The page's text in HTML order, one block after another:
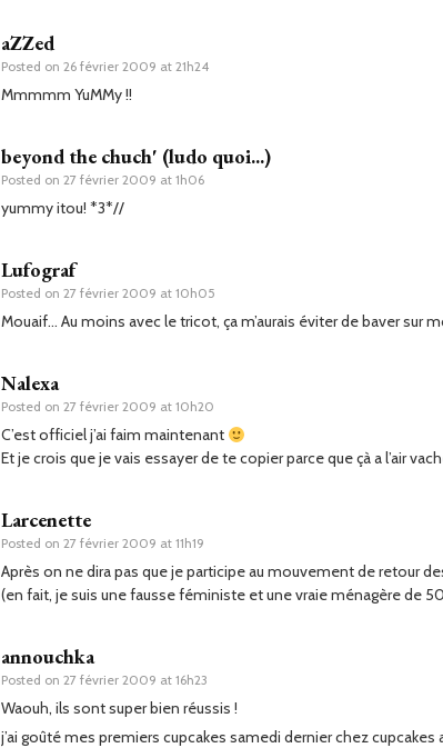
aZZed
Posted on 26 février 2009 at 21h24
Mmmmm YuMMy !!
beyond the chuch' (ludo quoi...)
Posted on 27 février 2009 at 1h06
yummy itou! *3*//
Lufograf
Posted on 27 février 2009 at 10h05
Mouaif… Au moins avec le tricot, ça m’aurais éviter de baver sur
Nalexa
Posted on 27 février 2009 at 10h20
C’est officiel j’ai faim maintenant
Et je crois que je vais essayer de te copier parce que çà a l’air
Larcenette
Posted on 27 février 2009 at 11h19
Après on ne dira pas que je participe au mouvement de retour
(en fait, je suis une fausse féministe et une vraie ménagère de
annouchka
Posted on 27 février 2009 at 16h23
Waouh, ils sont super bien réussis !
j’ai goûté mes premiers cupcakes samedi dernier chez cupcakes